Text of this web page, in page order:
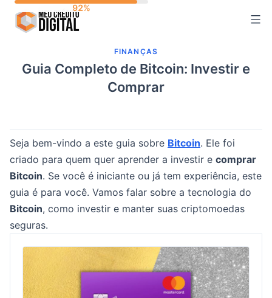
FINANÇAS
Guia Completo de Bitcoin: Investir e
Comprar
Seja bem-vindo a este guia sobre Bitcoin. Ele foi
criado para quem quer aprender a investir e comprar
Bitcoin. Se você é iniciante ou já tem experiência, este
guia é para você. Vamos falar sobre a tecnologia do
Bitcoin, como investir e manter suas criptomoedas
seguras.